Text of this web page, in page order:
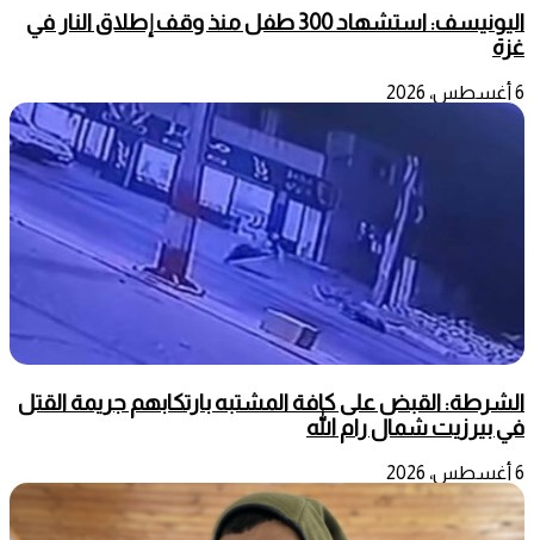
اليونيسف: استشهاد 300 طفل منذ وقف إطلاق النار في
غزة
6 أغسطس، 2026
الشرطة: القبض على كافة المشتبه بارتكابهم جريمة القتل
في بيرزيت شمال رام الله
6 أغسطس، 2026